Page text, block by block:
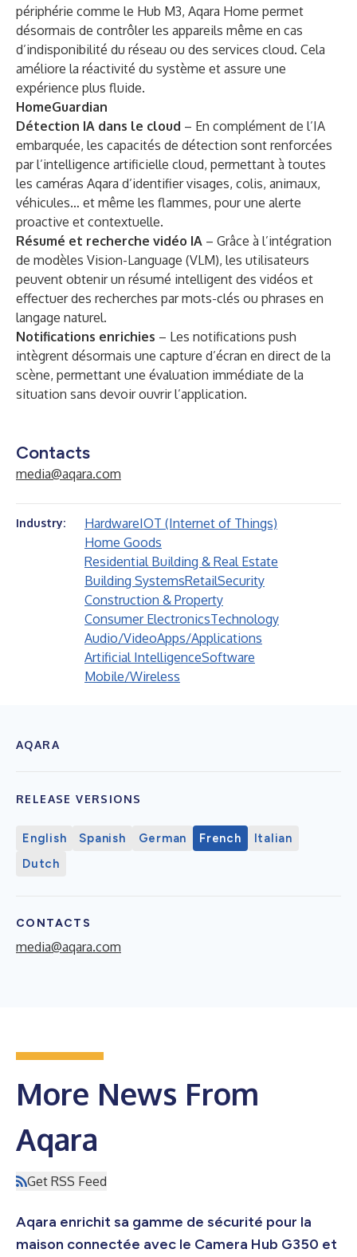
périphérie comme le Hub M3, Aqara Home permet
désormais de contrôler les appareils même en cas
d’indisponibilité du réseau ou des services cloud. Cela
améliore la réactivité du système et assure une
expérience plus fluide.
HomeGuardian
Détection IA dans le cloud – En complément de l’IA
embarquée, les capacités de détection sont renforcées
par l’intelligence artificielle cloud, permettant à toutes
les caméras Aqara d’identifier visages, colis, animaux,
véhicules… et même les flammes, pour une alerte
proactive et contextuelle.
Résumé et recherche vidéo IA – Grâce à l’intégration
de modèles Vision-Language (VLM), les utilisateurs
peuvent obtenir un résumé intelligent des vidéos et
effectuer des recherches par mots-clés ou phrases en
langage naturel.
Notifications enrichies – Les notifications push
intègrent désormais une capture d’écran en direct de la
scène, permettant une évaluation immédiate de la
situation sans devoir ouvrir l’application.
Contacts
media@aqara.com
Industry: HardwareIOT (Internet of Things)
Home Goods
Residential Building & Real Estate
Building SystemsRetailSecurity
Construction & Property
Consumer ElectronicsTechnology
Audio/VideoApps/Applications
Artificial IntelligenceSoftware
Mobile/Wireless
AQARA
RELEASE VERSIONS
English Spanish German French
Italian
Dutch
CONTACTS
media@aqara.com
More News From
Aqara
Get RSS Feed
Aqara enrichit sa gamme de sécurité pour la
maison connectée avec le Camera Hub G350 et